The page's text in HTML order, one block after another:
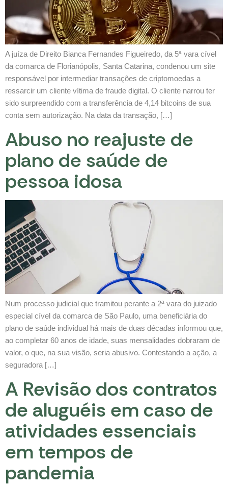
A juíza de Direito Bianca Fernandes Figueiredo, da 5ª vara cível
da comarca de Florianópolis, Santa Catarina, condenou um site
responsável por intermediar transações de criptomoedas a
ressarcir um cliente vítima de fraude digital. O cliente narrou ter
sido surpreendido com a transferência de 4,14 bitcoins de sua
conta sem autorização. Na data da transação, […]
Abuso no reajuste de
plano de saúde de
pessoa idosa
Num processo judicial que tramitou perante a 2ª vara do juizado
especial cível da comarca de São Paulo, uma beneficiária do
plano de saúde individual há mais de duas décadas informou que,
ao completar 60 anos de idade, suas mensalidades dobraram de
valor, o que, na sua visão, seria abusivo. Contestando a ação, a
seguradora […]
A Revisão dos contratos
de aluguéis em caso de
atividades essenciais
em tempos de
pandemia